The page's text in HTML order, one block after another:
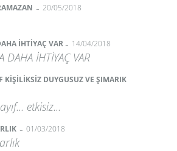
- 20/05/2018
İHTİYAÇ VAR - 14/04/2018
DAHA İHTİYAÇ VAR
KİŞİLİKSİZ DUYGUSUZ VE ŞIMARIK
etkisiz...
- 01/03/2018